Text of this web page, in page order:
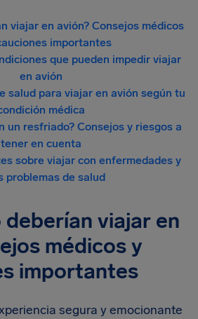
viajar en avión? Consejos médicos
importantes
que pueden impedir viajar
en avión
salud para viajar en avión según tu
médica
un resfriado? Consejos y riesgos a
tener en cuenta
sobre viajar con enfermedades y
problemas de salud
deberían viajar en
médicos y
importantes
segura y emocionante